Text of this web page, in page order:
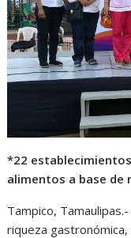
A
p
p
o
o
k
n
g
e
r
*22
alimentos a base de
Tampico,
riqueza